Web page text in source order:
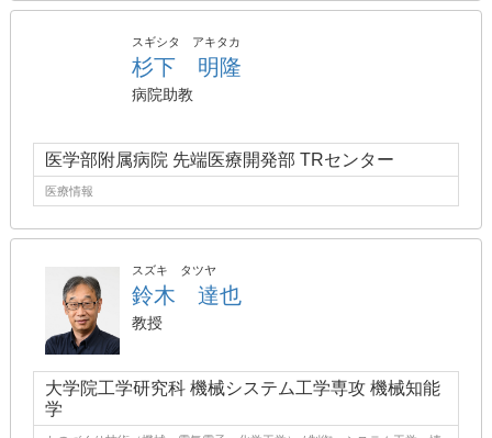
スギシタ アキタカ
杉下 明隆
病院助教
医学部附属病院 先端医療開発部 TRセンター
医療情報
スズキ タツヤ
鈴木 達也
教授
大学院工学研究科 機械システム工学専攻 機械知能
学